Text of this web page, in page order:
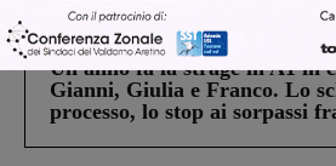
Cronaca 4 Agosto 2026
Un anno fa la strage in A1 in
Gianni, Giulia e Franco. Lo
processo, lo stop ai sorpassi